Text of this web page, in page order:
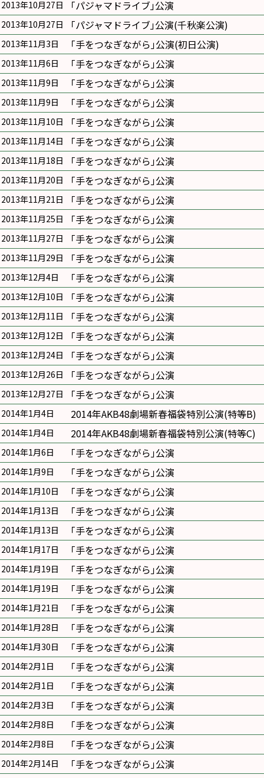
2013年10月27日 ｢パジャマドライブ｣公演
2013年10月27日 ｢パジャマドライブ｣公演(千秋楽公演)
2013年11月3日 ｢手をつなぎながら｣公演(初日公演)
2013年11月6日 ｢手をつなぎながら｣公演
2013年11月9日 ｢手をつなぎながら｣公演
2013年11月9日 ｢手をつなぎながら｣公演
2013年11月10日 ｢手をつなぎながら｣公演
2013年11月14日 ｢手をつなぎながら｣公演
2013年11月18日 ｢手をつなぎながら｣公演
2013年11月20日 ｢手をつなぎながら｣公演
2013年11月21日 ｢手をつなぎながら｣公演
2013年11月25日 ｢手をつなぎながら｣公演
2013年11月27日 ｢手をつなぎながら｣公演
2013年11月29日 ｢手をつなぎながら｣公演
2013年12月4日 ｢手をつなぎながら｣公演
2013年12月10日 ｢手をつなぎながら｣公演
2013年12月11日 ｢手をつなぎながら｣公演
2013年12月12日 ｢手をつなぎながら｣公演
2013年12月24日 ｢手をつなぎながら｣公演
2013年12月26日 ｢手をつなぎながら｣公演
2013年12月27日 ｢手をつなぎながら｣公演
2014年1月4日 2014年AKB48劇場新春福袋特別公演(特等B)
2014年1月4日 2014年AKB48劇場新春福袋特別公演(特等C)
2014年1月6日 ｢手をつなぎながら｣公演
2014年1月9日 ｢手をつなぎながら｣公演
2014年1月10日 ｢手をつなぎながら｣公演
2014年1月13日 ｢手をつなぎながら｣公演
2014年1月13日 ｢手をつなぎながら｣公演
2014年1月17日 ｢手をつなぎながら｣公演
2014年1月19日 ｢手をつなぎながら｣公演
2014年1月19日 ｢手をつなぎながら｣公演
2014年1月21日 ｢手をつなぎながら｣公演
2014年1月28日 ｢手をつなぎながら｣公演
2014年1月30日 ｢手をつなぎながら｣公演
2014年2月1日 ｢手をつなぎながら｣公演
2014年2月1日 ｢手をつなぎながら｣公演
2014年2月3日 ｢手をつなぎながら｣公演
2014年2月8日 ｢手をつなぎながら｣公演
2014年2月8日 ｢手をつなぎながら｣公演
2014年2月14日 ｢手をつなぎながら｣公演